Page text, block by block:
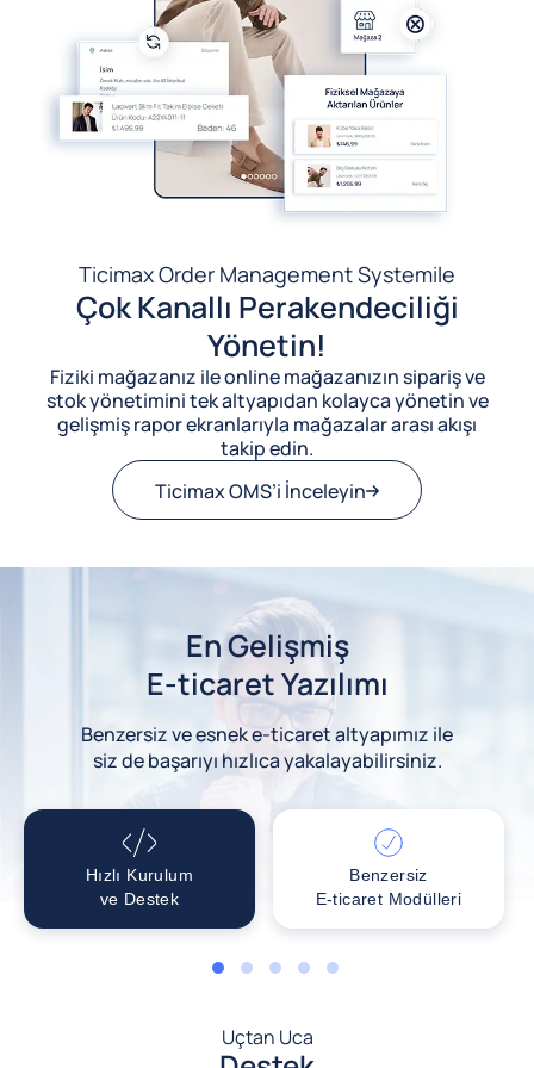
Ticimax Order Management Systemile
Çok Kanallı Perakendeciliği
Yönetin!
Fiziki mağazanız ile online mağazanızın sipariş ve
stok yönetimini tek altyapıdan kolayca yönetin ve
gelişmiş rapor ekranlarıyla mağazalar arası akışı
takip edin.
Ticimax OMS’i İnceleyin
En Gelişmiş
E-ticaret Yazılımı
Benzersiz ve esnek e-ticaret altyapımız ile
siz de başarıyı hızlıca yakalayabilirsiniz.
Hızlı Kurulum
ve Destek
Benzersiz
E-ticaret Modülleri
1 2 3 4 5
Uçtan Uca